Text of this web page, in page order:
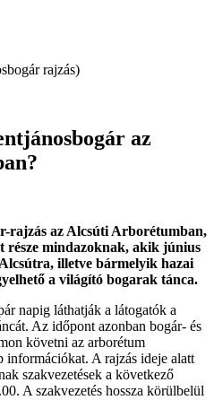
rajzás)
az
rajzás az Alcsúti Arborétumban,
része mindazoknak, akik június
illetve bármelyik hazai
a világító bogarak tánca.
napig láthatják a látogatók a
Az időpont azonban bogár- és
követni az arborétum
információkat. A rajzás ideje alatt
szakvezetések a következő
A szakvezetés hossza körülbelül